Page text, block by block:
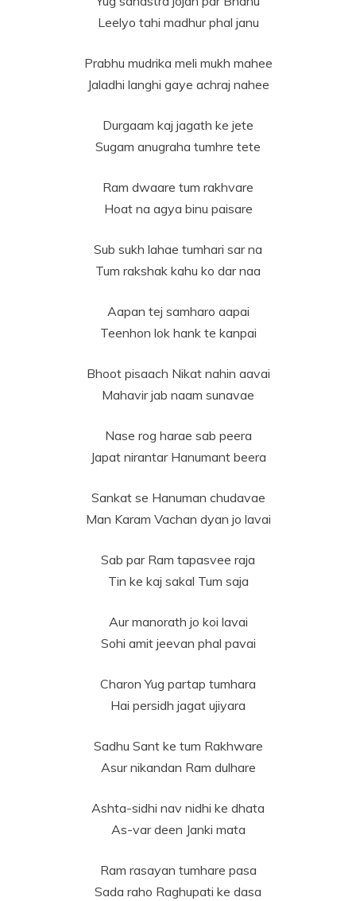
Leelyo tahi madhur phal janu
Prabhu mudrika meli mukh mahee
Jaladhi langhi gaye achraj nahee
Durgaam kaj jagath ke jete
Sugam anugraha tumhre tete
Ram dwaare tum rakhvare
Hoat na agya binu paisare
Sub sukh lahae tumhari sar na
Tum rakshak kahu ko dar naa
Aapan tej samharo aapai
Teenhon lok hank te kanpai
Bhoot pisaach Nikat nahin aavai
Mahavir jab naam sunavae
Nase rog harae sab peera
Japat nirantar Hanumant beera
Sankat se Hanuman chudavae
Man Karam Vachan dyan jo lavai
Sab par Ram tapasvee raja
Tin ke kaj sakal Tum saja
Aur manorath jo koi lavai
Sohi amit jeevan phal pavai
Charon Yug partap tumhara
Hai persidh jagat ujiyara
Sadhu Sant ke tum Rakhware
Asur nikandan Ram dulhare
Ashta-sidhi nav nidhi ke dhata
As-var deen Janki mata
Ram rasayan tumhare pasa
Sada raho Raghupati ke dasa